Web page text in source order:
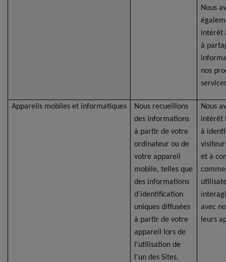
Nous
intérêt
à
nos
Appareils mobiles et informatiques
Nous recueillons
des informations
à partir de votre
ordinateur ou de
votre appareil
mobile, telles que
des informations
d'identification
uniques diffusées
à partir de votre
appareil lors de
l'utilisation de
l'un des Sites.
Nous
intérêt
à
et à
avec
leurs